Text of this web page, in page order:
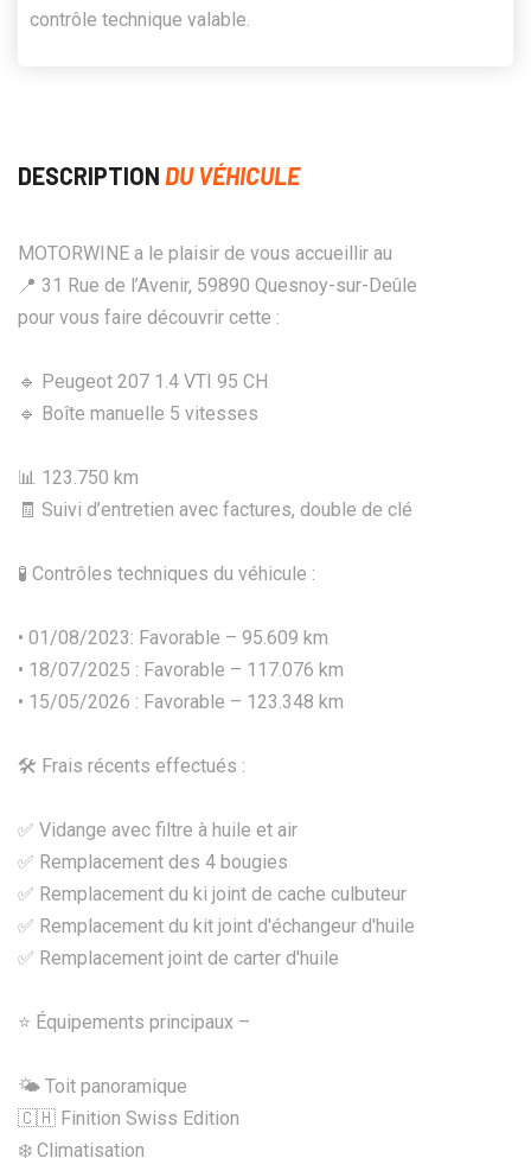
contrôle technique valable.
DESCRIPTION DU VÉHICULE
MOTORWINE a le plaisir de vous accueillir au
📍 31 Rue de l’Avenir, 59890 Quesnoy-sur-Deûle
pour vous faire découvrir cette :
🔹 Peugeot 207 1.4 VTI 95 CH
🔹 Boîte manuelle 5 vitesses
📊 123.750 km
🧾 Suivi d’entretien avec factures, double de clé
🧪 Contrôles techniques du véhicule :
• 01/08/2023: Favorable – 95.609 km
• 18/07/2025 : Favorable – 117.076 km
• 15/05/2026 : Favorable – 123.348 km
🛠️ Frais récents effectués :
✅ Vidange avec filtre à huile et air
✅ Remplacement des 4 bougies
✅ Remplacement du ki joint de cache culbuteur
✅ Remplacement du kit joint d'échangeur d'huile
✅ Remplacement joint de carter d'huile
⭐ Équipements principaux –
🌤️ Toit panoramique
🇨🇭 Finition Swiss Edition
❄️ Climatisation